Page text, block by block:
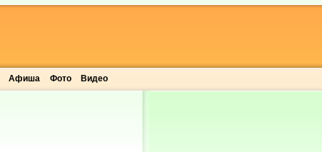
Афиша Фото Видео